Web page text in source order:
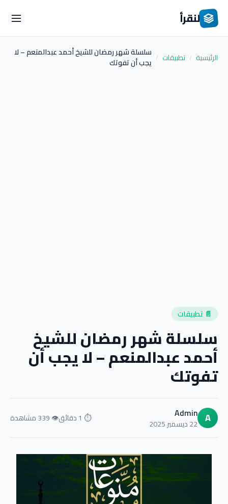
لنقرأ
الرئيسية / تطبيقات / سلسلة شهر رمضان للشيخ أحمد عبدالمنعم – لا
يجب أن تفوتك
📄 تطبيقات
سلسلة شهر رمضان للشيخ
أحمد عبدالمنعم – لا يجب أن
تفوتك
A
Admin
22 ديسمبر 2025 ⏱ 1 دقائق 👁 339 مشاهدة